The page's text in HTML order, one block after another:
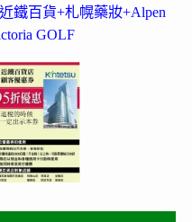
鐵百貨+札幌藥妝+Alpen
GOLF